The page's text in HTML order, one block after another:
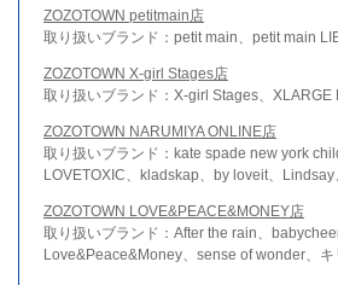
ZOZOTOWN petitmain店
取り扱いブランド：petit main、petit main
ZOZOTOWN X-girl Stages店
取り扱いブランド：X-girl Stages、XLARGE
ZOZOTOWN NARUMIYA ONLINE店
取り扱いブランド：kate spade new york
LOVETOXIC、kladskap、by loveit、
ZOZOTOWN LOVE&PEACE&MONEY店
取り扱いブランド：After the rain、babycheer
Love&Peace&Money、sense of wonder、キ